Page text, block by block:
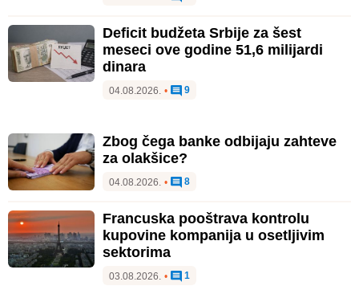
Deficit budžeta Srbije za šest
meseci ove godine 51,6 milijardi
dinara
04.08.2026. • 9
Zbog čega banke odbijaju zahteve
za olakšice?
04.08.2026. • 8
Francuska pooštrava kontrolu
kupovine kompanija u osetljivim
sektorima
03.08.2026. • 1